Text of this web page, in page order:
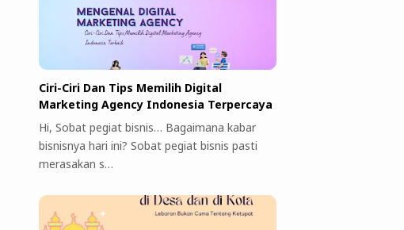
Ciri-Ciri Dan Tips Memilih Digital
Marketing Agency Indonesia Terpercaya
Hi, Sobat pegiat bisnis… Bagaimana kabar
bisnisnya hari ini? Sobat pegiat bisnis pasti
merasakan s…